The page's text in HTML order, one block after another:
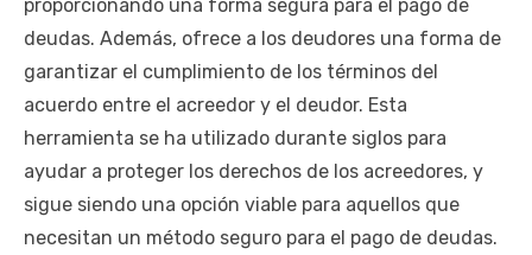
proporcionando una forma segura para el pago de
deudas. Además, ofrece a los deudores una forma de
garantizar el cumplimiento de los términos del
acuerdo entre el acreedor y el deudor. Esta
herramienta se ha utilizado durante siglos para
ayudar a proteger los derechos de los acreedores, y
sigue siendo una opción viable para aquellos que
necesitan un método seguro para el pago de deudas.